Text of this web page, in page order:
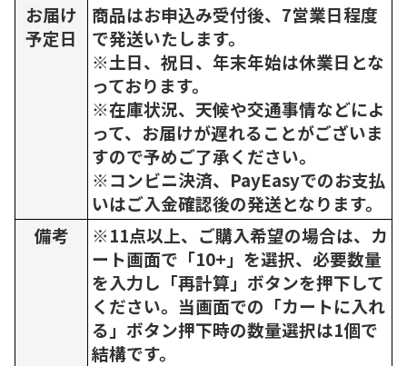
お届け
予定日
商品はお申込み受付後、7営業日程度
で発送いたします。
※土日、祝日、年末年始は休業日とな
っております。
※在庫状況、天候や交通事情などによ
って、お届けが遅れることがございま
すので予めご了承ください。
※コンビニ決済、PayEasyでのお支払
いはご入金確認後の発送となります。
備考
※11点以上、ご購入希望の場合は、カ
ート画面で「10+」を選択、必要数量
を入力し「再計算」ボタンを押下して
ください。当画面での「カートに入れ
る」ボタン押下時の数量選択は1個で
結構です。